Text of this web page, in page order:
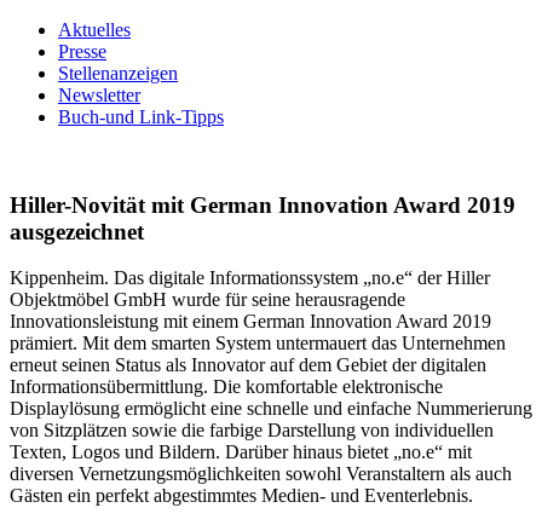
Aktuelles
Presse
Stellenanzeigen
Newsletter
Buch-und Link-Tipps
Hiller-Novität mit German Innovation Award 2019
ausgezeichnet
Kippenheim. Das digitale Informationssystem „no.e“ der Hiller
Objektmöbel GmbH wurde für seine herausragende
Innovationsleistung mit einem German Innovation Award 2019
prämiert. Mit dem smarten System untermauert das Unternehmen
erneut seinen Status als Innovator auf dem Gebiet der digitalen
Informationsübermittlung. Die komfortable elektronische
Displaylösung ermöglicht eine schnelle und einfache Nummerierung
von Sitzplätzen sowie die farbige Darstellung von individuellen
Texten, Logos und Bildern. Darüber hinaus bietet „no.e“ mit
diversen Vernetzungsmöglichkeiten sowohl Veranstaltern als auch
Gästen ein perfekt abgestimmtes Medien- und Eventerlebnis.